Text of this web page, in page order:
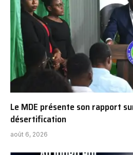
Le MDE présente son rapport
désertification
août 6, 2026